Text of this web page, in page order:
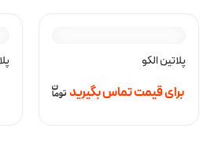
پلاتین الکو
برای قیمت تماس بگیرید